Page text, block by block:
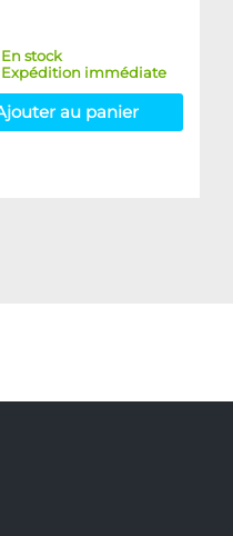
En stock
Expédition immédiate
au panier